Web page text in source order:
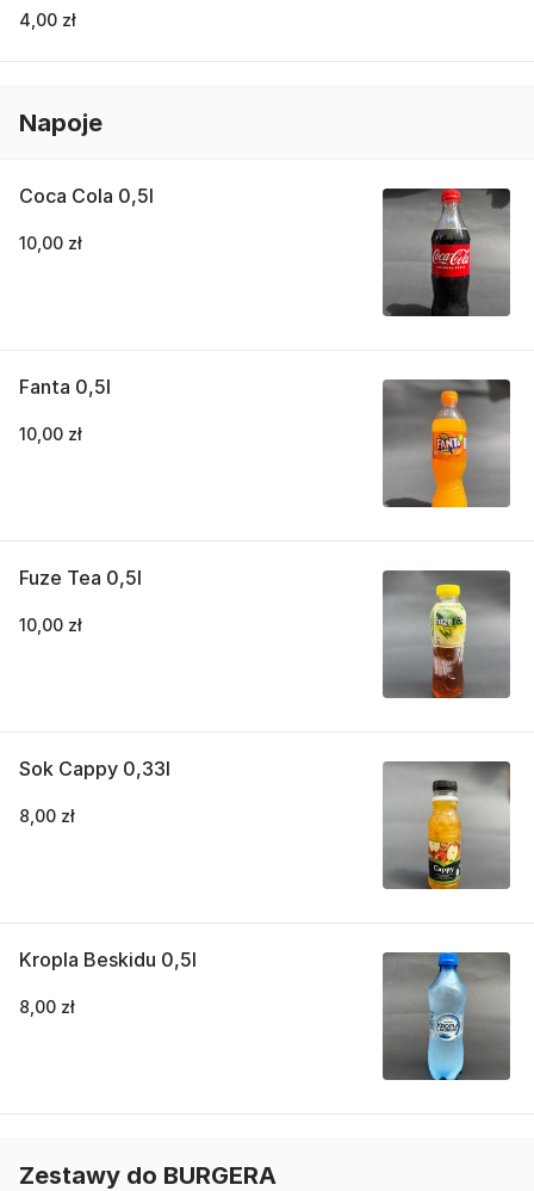
4,00 zł
Napoje
Coca Cola 0,5l
10,00 zł
Fanta 0,5l
10,00 zł
Fuze Tea 0,5l
10,00 zł
Sok Cappy 0,33l
8,00 zł
Kropla Beskidu 0,5l
8,00 zł
Zestawy do BURGERA